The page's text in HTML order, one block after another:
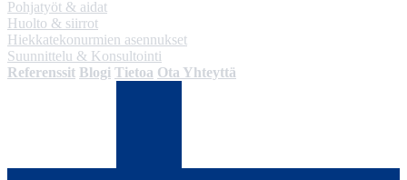
Pohjatyöt & aidat
Huolto & siirrot
Hiekkatekonurmien asennukset
Suunnittelu & Konsultointi
Referenssit Blogi Tietoa Ota Yhteyttä